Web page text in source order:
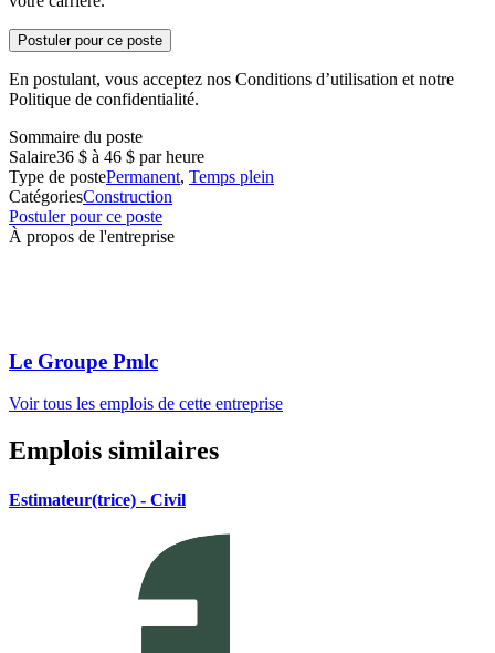
Postuler pour ce poste
En postulant, vous acceptez nos Conditions d’utilisation et notre
Politique de confidentialité.
Sommaire du poste
Salaire36 $ à 46 $ par heure
Type de postePermanent, Temps plein
CatégoriesConstruction
Postuler pour ce poste
À propos de l'entreprise
Le Groupe Pmlc
Voir tous les emplois de cette entreprise
Emplois similaires
Estimateur(trice) - Civil